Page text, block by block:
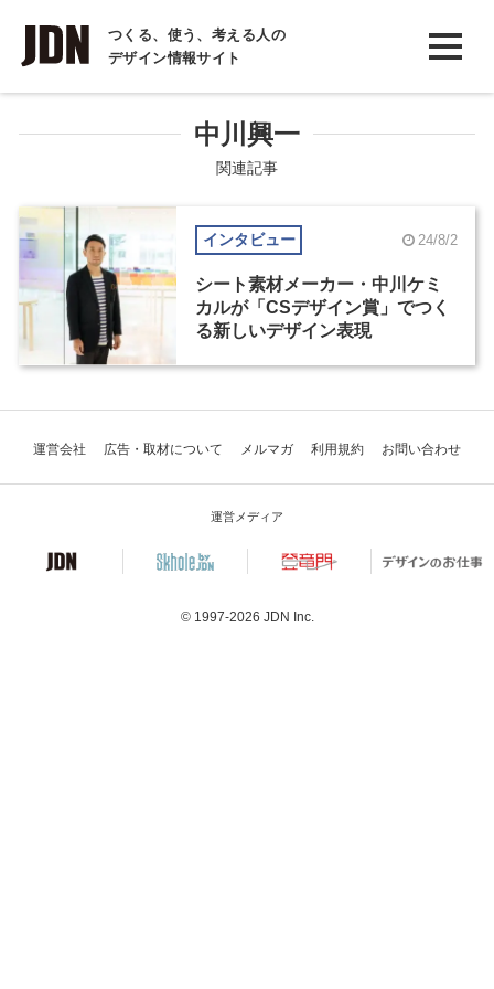
つくる、使う、考える人の
デザイン情報サイト
INTERVIEW
インタビュー
COLUMN
コラム
中川興一
関連記事
インタビュー 24/8/2
シート素材メーカー・中川ケミ
カルが「CSデザイン賞」でつく
る新しいデザイン表現
運営会社 広告・取材について メルマガ 利用規約 お問い合わせ
運営メディア
© 1997-2026 JDN Inc.